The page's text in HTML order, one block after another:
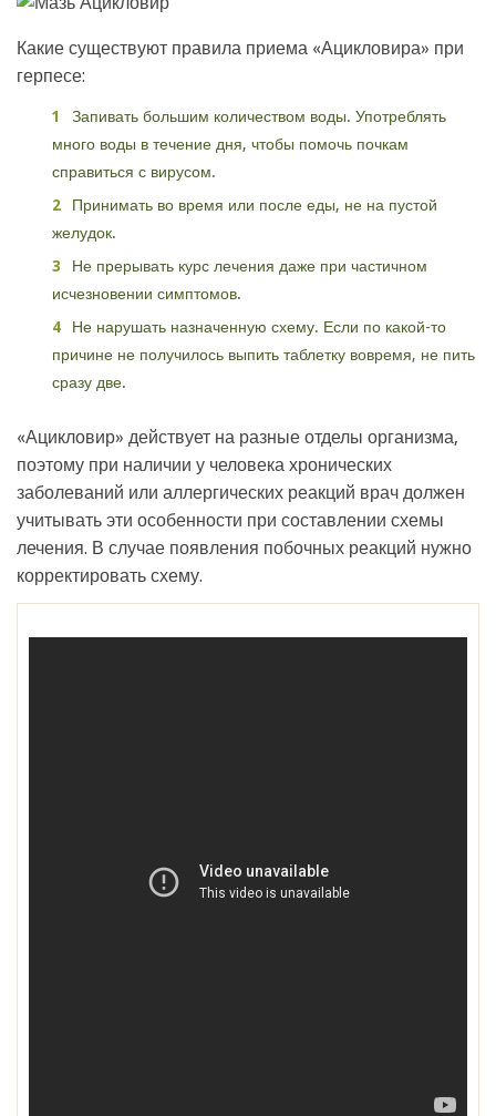
Какие существуют правила приема «Ацикловира» при
герпесе:
Запивать большим количеством воды. Употреблять
много воды в течение дня, чтобы помочь почкам
справиться с вирусом.
Принимать во время или после еды, не на пустой
желудок.
Не прерывать курс лечения даже при частичном
исчезновении симптомов.
Не нарушать назначенную схему. Если по какой-то
причине не получилось выпить таблетку вовремя, не пить
сразу две.
«Ацикловир» действует на разные отделы организма,
поэтому при наличии у человека хронических
заболеваний или аллергических реакций врач должен
учитывать эти особенности при составлении схемы
лечения. В случае появления побочных реакций нужно
корректировать схему.